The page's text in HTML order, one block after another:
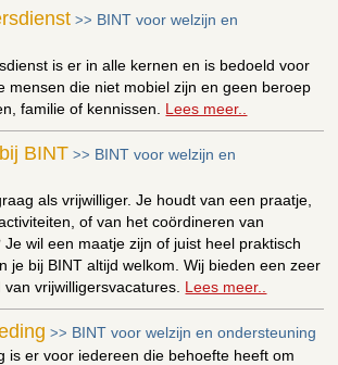
>> BINT voor welzijn en
is er in alle kernen en is bedoeld voor
mensen die niet mobiel zijn en geen beroep
familie of kennissen. Lees meer..
BINT >> BINT voor welzijn en
als vrijwilliger. Je houdt van een praatje,
of van het coördineren van
wil een maatje zijn of juist heel praktisch
je bij BINT altijd welkom. Wij bieden een zeer
vrijwilligersvacatures. Lees meer..
>> BINT voor welzijn en ondersteuning
is er voor iedereen die behoefte heeft om